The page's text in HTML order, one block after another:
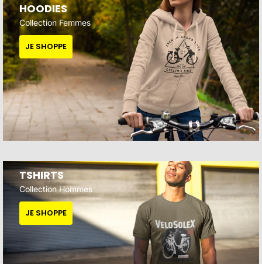
HOODIES
Collection Femmes
JE SHOPPE
TSHIRTS
Collection Hommes
JE SHOPPE